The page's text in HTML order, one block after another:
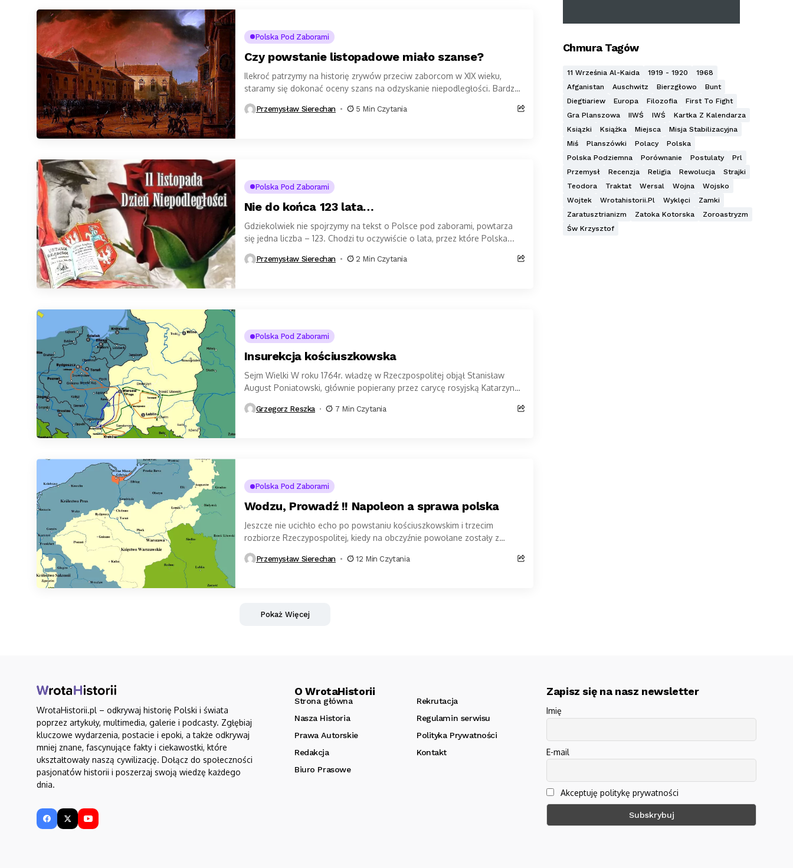
Polska Pod Zaborami
Czy powstanie listopadowe miało szanse?
Ilekroć patrzymy na historię zrywów przeciw zaborcom w XIX wieku,
staramy się dokonać oceny szans na odzyskanie niepodległości. Bardzo
Przemysław Sierechan 5 Min Czytania
Polska Pod Zaborami
Nie do końca 123 lata…
Gdziekolwiek nie spojrzymy na tekst o Polsce pod zaborami, powtarza
się jedna liczba – 123. Chodzi tu oczywiście o lata, przez które Polska...
Przemysław Sierechan 2 Min Czytania
Polska Pod Zaborami
Insurekcja kościuszkowska
Sejm Wielki W roku 1764r. władzę w Rzeczpospolitej objął Stanisław
August Poniatowski, głównie popierany przez carycę rosyjską Katarzynę
II Wielką, reprezentowaną w Polsce...
Grzegorz Reszka 7 Min Czytania
Polska Pod Zaborami
Wodzu, Prowadź !! Napoleon a sprawa polska
Jeszcze nie ucichło echo po powstaniu kościuszkowskim i trzecim
rozbiorze Rzeczypospolitej, kiedy na obczyźnie powołane zostały z
Przemysław Sierechan 12 Min Czytania
Pokaż Więcej
Chmura Tagów
11 Września Al-Kaida 1919 - 1920
1968
Afganistan
Auschwitz Bierzgłowo
Bunt
Diegtiariew
Europa Filozofia
First To Fight
Gra Planszowa
IIWŚ IWŚ
Kartka Z Kalendarza
Ksiązki
Książka Miejsca
Misja Stabilizacyjna
Miś
Planszówki Polacy
Polska
Polska Podziemna
Porównanie Postulaty
Prl
Przemysł
Recenzja Religia Rewolucja
Strajki
Teodora
Traktat Wersal Wojna
Wojsko
Wojtek
Wrotahistorii.pl Wyklęci
Zamki
Zaratusztrianizm
Zatoka Kotorska
Zoroastryzm
Św Krzysztof
WrotaHistorii.pl – odkrywaj historię Polski i świata
poprzez artykuły, multimedia, galerie i podcasty. Zgłębiaj
kluczowe wydarzenia, postacie i epoki, a także odkrywaj
mniej znane, fascynujące fakty i ciekawostki, które
ukształtowały naszą cywilizację. Dołącz do społeczności
pasjonatów historii i poszerzaj swoją wiedzę każdego
dnia.
O WrotaHistorii
Strona główna
Rekrutacja
Nasza Historia
Regulamin serwisu
Prawa Autorskie
Polityka Prywatności
Redakcja
Kontakt
Biuro Prasowe
Zapisz się na nasz newsletter
Imię
E-mail
Akceptuję politykę prywatności